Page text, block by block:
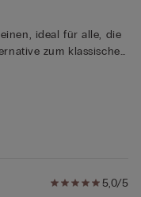
ideal für alle, die
zum klassischen
5,0/5